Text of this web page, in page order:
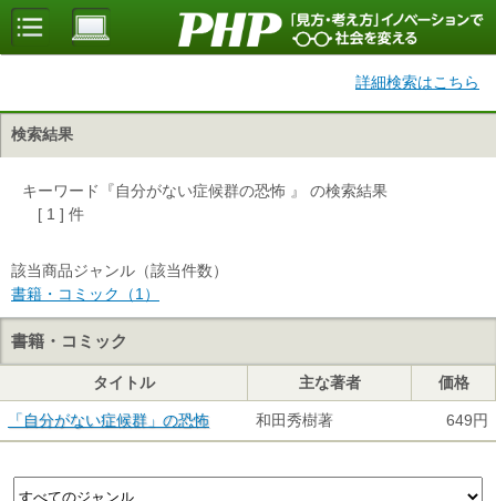
詳細検索はこちら
検索結果
キーワード『自分がない症候群の恐怖 』 の検索結果
[ 1 ] 件
該当商品ジャンル（該当件数）
書籍・コミック（1）
書籍・コミック
タイトル 主な著者 価格
「自分がない症候群」の恐怖 和田秀樹著 649円